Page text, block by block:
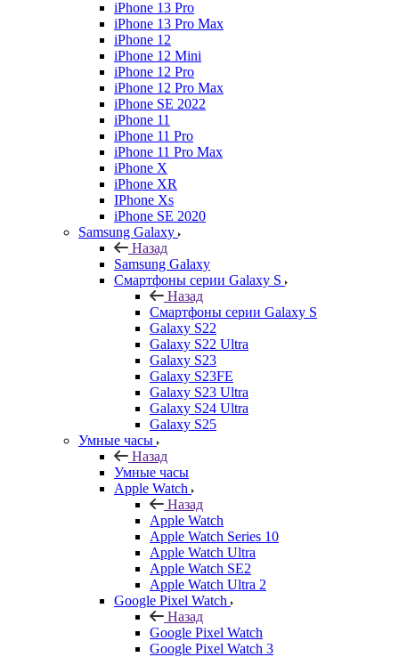
iPhone 13 Pro
iPhone 13 Pro Max
iPhone 12
iPhone 12 Mini
iPhone 12 Pro
iPhone 12 Pro Max
iPhone SE 2022
iPhone 11
iPhone 11 Pro
iPhone 11 Pro Max
iPhone X
iPhone XR
IPhone Xs
iPhone SE 2020
Samsung Galaxy
Назад
Samsung Galaxy
Смартфоны серии Galaxy S
Назад
Смартфоны серии Galaxy S
Galaxy S22
Galaxy S22 Ultra
Galaxy S23
Galaxy S23FE
Galaxy S23 Ultra
Galaxy S24 Ultra
Galaxy S25
Умные часы
Назад
Умные часы
Apple Watch
Назад
Apple Watch
Apple Watch Series 10
Apple Watch Ultra
Apple Watch SE2
Apple Watch Ultra 2
Google Pixel Watch
Назад
Google Pixel Watch
Google Pixel Watch 3